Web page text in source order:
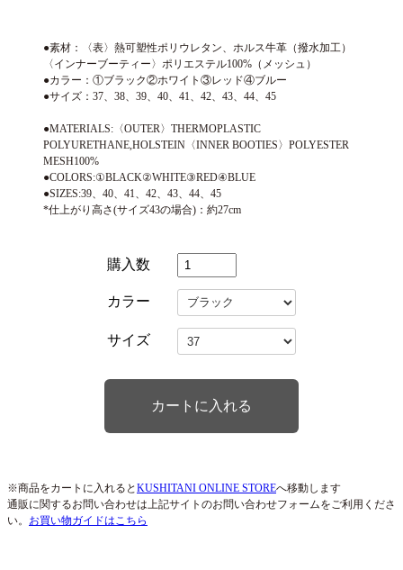
●素材：〈表〉熱可塑性ポリウレタン、ホルス牛革（撥水加工）
〈インナーブーティー〉ポリエステル100%（メッシュ）
●カラー：①ブラック②ホワイト③レッド④ブルー
●サイズ：37、38、39、40、41、42、43、44、45
●MATERIALS:〈OUTER〉THERMOPLASTIC
POLYURETHANE,HOLSTEIN〈INNER BOOTIES〉POLYESTER
MESH100%
●COLORS:①BLACK②WHITE③RED④BLUE
●SIZES:39、40、41、42、43、44、45
*仕上がり高さ(サイズ43の場合)：約27cm
購入数
カラー
サイズ
※商品をカートに入れると KUSHITANI ONLINE STOREへ移動します
通販に関するお問い合わせは上記サイトのお問い合わせフォームをご利用くださ
い。 お買い物ガイドはこちら